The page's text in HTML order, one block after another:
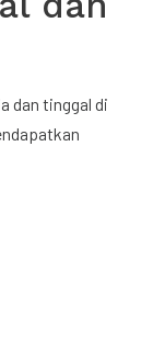
dan tinggal di